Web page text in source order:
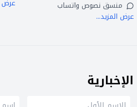
منسق نصوص واتساب
عرض المزيد...
عرض